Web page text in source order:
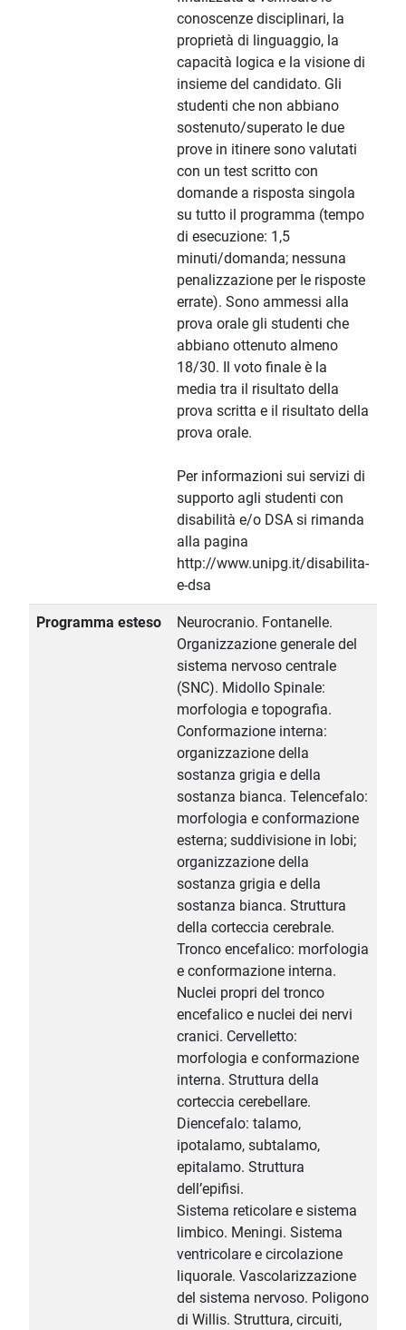
conoscenze disciplinari, la
proprietà di linguaggio, la
capacità logica e la visione di
insieme del candidato. Gli
studenti che non abbiano
sostenuto/superato le due
prove in itinere sono valutati
con un test scritto con
domande a risposta singola
su tutto il programma (tempo
di esecuzione: 1,5
minuti/domanda; nessuna
penalizzazione per le risposte
errate). Sono ammessi alla
prova orale gli studenti che
abbiano ottenuto almeno
18/30. Il voto finale è la
media tra il risultato della
prova scritta e il risultato della
prova orale.
Per informazioni sui servizi di
supporto agli studenti con
disabilità e/o DSA si rimanda
alla pagina
http://www.unipg.it/disabilita-
e-dsa
Programma esteso
Neurocranio. Fontanelle.
Organizzazione generale del
sistema nervoso centrale
(SNC). Midollo Spinale:
morfologia e topografia.
Conformazione interna:
organizzazione della
sostanza grigia e della
sostanza bianca. Telencefalo:
morfologia e conformazione
esterna; suddivisione in lobi;
organizzazione della
sostanza grigia e della
sostanza bianca. Struttura
della corteccia cerebrale.
Tronco encefalico: morfologia
e conformazione interna.
Nuclei propri del tronco
encefalico e nuclei dei nervi
cranici. Cervelletto:
morfologia e conformazione
interna. Struttura della
corteccia cerebellare.
Diencefalo: talamo,
ipotalamo, subtalamo,
epitalamo. Struttura
dell’epifisi.
Sistema reticolare e sistema
limbico. Meningi. Sistema
ventricolare e circolazione
liquorale. Vascolarizzazione
del sistema nervoso. Poligono
di Willis. Struttura, circuiti,